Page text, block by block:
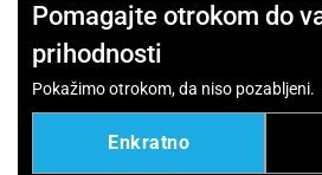
Pomagajte otrokom do
prihodnosti
Pokažimo otrokom, da niso pozabljeni.
Enkratno